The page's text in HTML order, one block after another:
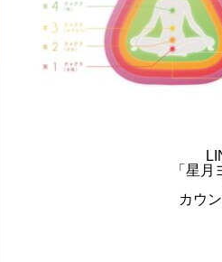
「星
カウ